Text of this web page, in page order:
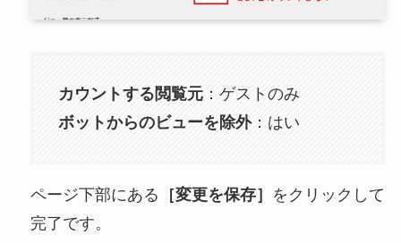
カウントする閲覧元：ゲストのみ
ボットからのビューを除外：はい
ページ下部にある ［変更を保存］
をクリックして
完了です。